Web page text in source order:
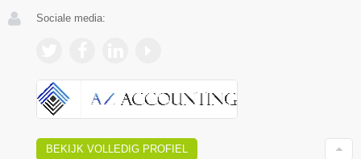
Sociale media:
BEKIJK VOLLEDIG PROFIEL